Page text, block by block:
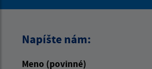
Napíšte nám:
Meno (povinné)